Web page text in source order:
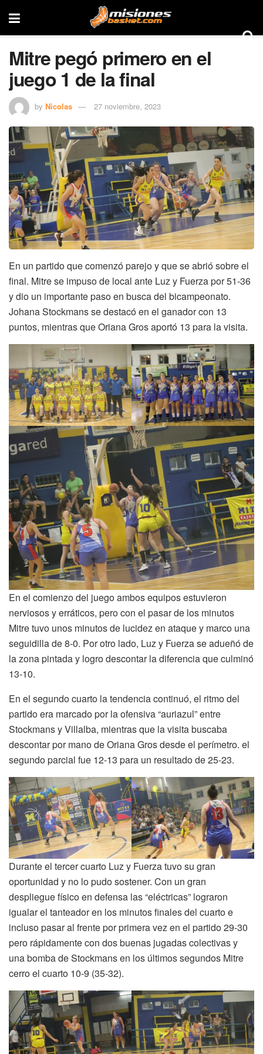
Mitre pegó primero en el
juego 1 de la final
by Nicolas 27 noviembre, 2023
En un partido que comenzó parejo y que se abrió sobre el
final. Mitre se impuso de local ante Luz y Fuerza por 51-36
y dio un importante paso en busca del bicampeonato.
Johana Stockmans se destacó en el ganador con 13
puntos, mientras que Oriana Gros aportó 13 para la visita.
En el comienzo del juego ambos equipos estuvieron
nerviosos y erráticos, pero con el pasar de los minutos
Mitre tuvo unos minutos de lucidez en ataque y marco una
seguidilla de 8-0. Por otro lado, Luz y Fuerza se adueñó de
la zona pintada y logro descontar la diferencia que culminó
13-10.
En el segundo cuarto la tendencia continuó, el ritmo del
partido era marcado por la ofensiva “auriazul” entre
Stockmans y Villalba, mientras que la visita buscaba
descontar por mano de Oriana Gros desde el perímetro. el
segundo parcial fue 12-13 para un resultado de 25-23.
Durante el tercer cuarto Luz y Fuerza tuvo su gran
oportunidad y no lo pudo sostener. Con un gran
despliegue físico en defensa las “eléctricas” lograron
igualar el tanteador en los minutos finales del cuarto e
incluso pasar al frente por primera vez en el partido 29-30
pero rápidamente con dos buenas jugadas colectivas y
una bomba de Stockmans en los últimos segundos Mitre
cerro el cuarto 10-9 (35-32).